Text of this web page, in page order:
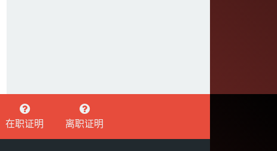
在职证明 离职证明